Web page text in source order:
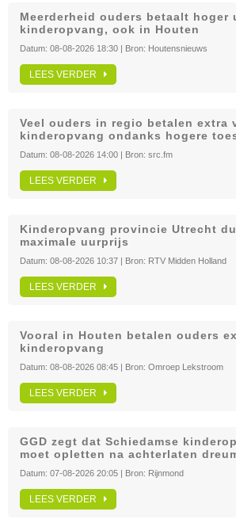
Meerderheid ouders betaalt hoger
kinderopvang, ook in Houten
Datum: 08-08-2026 18:30 | Bron: Houtensnieuws
LEES VERDER
Veel ouders in regio betalen extra
kinderopvang ondanks hogere
Datum: 08-08-2026 14:00 | Bron: src.fm
LEES VERDER
Kinderopvang provincie Utrecht
maximale uurprijs
Datum: 08-08-2026 10:37 | Bron: RTV Midden Holland
LEES VERDER
Vooral in Houten betalen ouders
kinderopvang
Datum: 08-08-2026 08:45 | Bron: Omroep Lekstroom
LEES VERDER
GGD zegt dat Schiedamse
moet opletten na achterlaten
Datum: 07-08-2026 20:05 | Bron: Rijnmond
LEES VERDER